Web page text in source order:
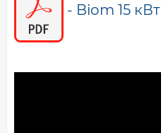
- Biom 15 кВт